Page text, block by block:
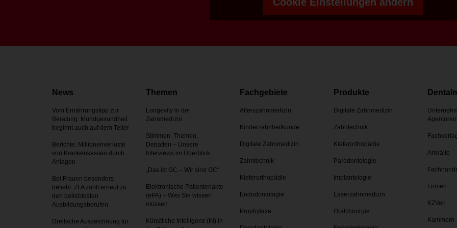
News
Vom Ernährungstipp zur
Beratung: Mundgesundheit
beginnt auch auf dem Teller
Berichte: Millionenverluste
von Krankenkassen durch
Anlagen
Bei Frauen besonders
beliebt: ZFA zählt erneut zu
den beliebtesten
Ausbildungsberufen
Dreifache Auszeichnung für
Themen
Longevity in der
Zahnmedizin
Stimmen, Themen,
Debatten – Unsere
Interviews im Überblick
„Das ist GC – Wir sind GC“
Elektronische Patientenakte
(ePA) – Was Sie wissen
müssen
Künstliche Intelligenz (KI) in
Fachgebiete
Alterszahnmedizin
Kinderzahnheilkunde
Digitale Zahnmedizin
Zahntechnik
Kieferorthopädie
Endodontologie
Prophylaxe
Produkte
Digitale Zahnmedizin
Zahntechnik
Kieferorthopädie
Parodontologie
Implantologie
Laserzahnmedizin
Oralchirurgie
Agenturen
Anwälte
Firmen
KZVen
Kammern